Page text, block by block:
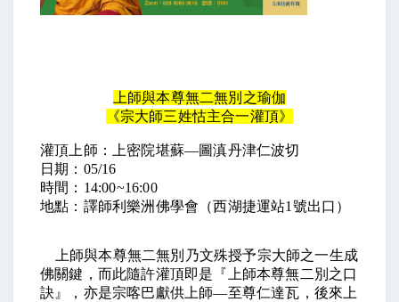
上師與本尊無二無別之瑜伽
《宗大師三姓怙主合一灌頂》
灌頂上師：上密院堪蘇—圖滇丹津仁波切
日期：05/16
時間：14:00~16:00
地點：譯師利樂洲佛學會（西湖捷運站1號出口）
上師與本尊無二無別乃文殊授予宗大師之一生成
佛關鍵，而此隨許灌頂即是『上師本尊無二別之口
訣』，亦是宗喀巴獻供上師—至尊仁達瓦，後來上